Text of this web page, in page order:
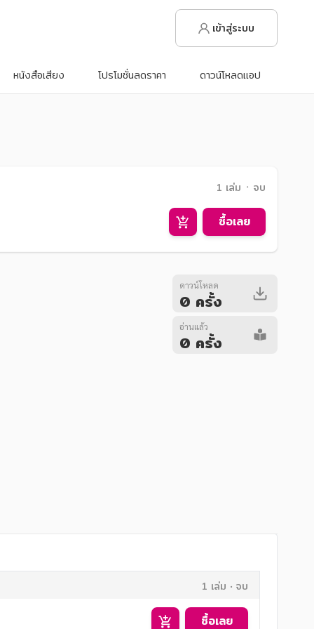
เข้าสู่ระบบ
หนังสือเสียง โปรโมชั่นลดราคา ดาวน์โหลดแอป
1 เล่ม ᛫ จบ
ซื้อเลย
ดาวน์โหลด
0 ครั้ง
อ่านแล้ว
0 ครั้ง
1 เล่ม จบ
ซื้อเลย